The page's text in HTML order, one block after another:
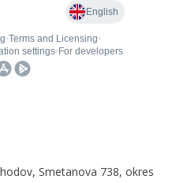
Smetanova 738, okres